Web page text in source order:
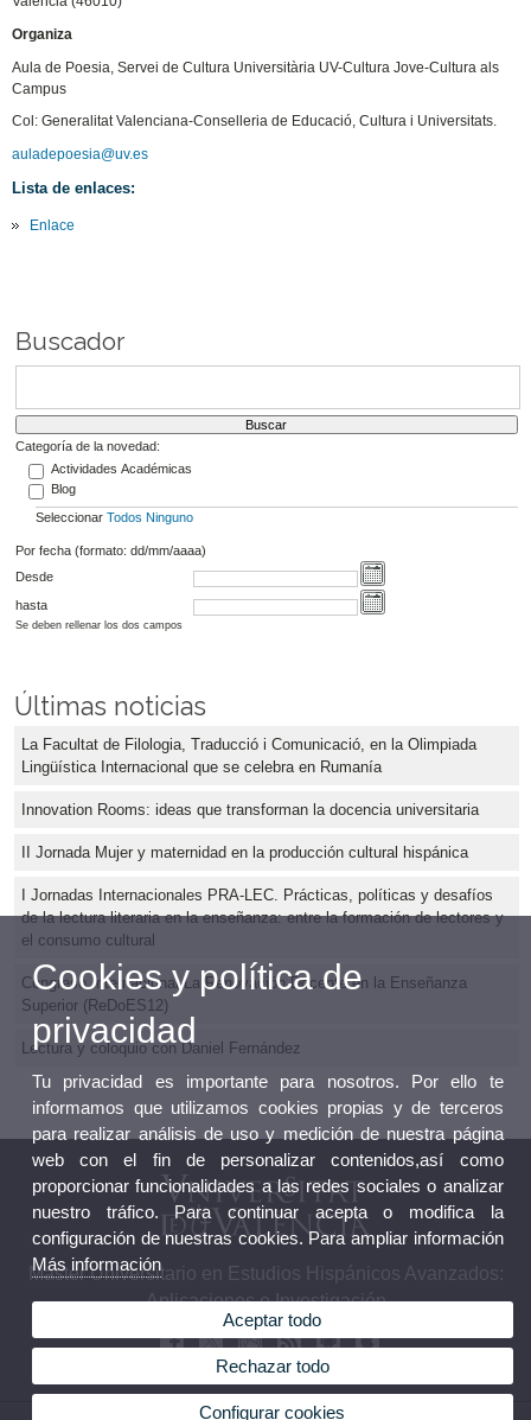
Organiza
Aula de Poesia, Servei de Cultura Universitària UV-Cultura Jove-Cultura als
Campus
Col: Generalitat Valenciana-Conselleria de Educació, Cultura i Universitats.
auladepoesia@uv.es
Lista de enlaces:
Enlace
Buscador
Categoría de la novedad:
Actividades Académicas
Blog
Seleccionar Todos Ninguno
Por fecha (formato: dd/mm/aaaa)
Desde
hasta
Se deben rellenar los dos campos
Últimas noticias
La Facultat de Filologia, Traducció i Comunicació, en la Olimpiada
Lingüística Internacional que se celebra en Rumanía
Innovation Rooms: ideas que transforman la docencia universitaria
II Jornada Mujer y maternidad en la producción cultural hispánica
I Jornadas Internacionales PRA-LEC. Prácticas, políticas y desafíos
de la lectura literaria en la enseñanza: entre la formación de lectores y
el consumo cultural
Congreso Internacional La Renovación Docente en la Enseñanza
Superior (ReDoES12)
Lectura y coloquio con Daniel Fernández
Máster Universitario en Estudios Hispánicos Avanzados:
Aplicaciones e Investigación
Cookies y política de
privacidad
Tu privacidad es importante para nosotros. Por ello te
informamos que utilizamos cookies propias y de terceros
para realizar análisis de uso y medición de nuestra página
web con el fin de personalizar contenidos,así como
proporcionar funcionalidades a las redes sociales o analizar
nuestro tráfico. Para continuar acepta o modifica la
configuración de nuestras cookies. Para ampliar información
Más información
Aceptar todo
Rechazar todo
Configurar cookies